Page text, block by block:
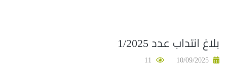
بلاغ انتداب عدد 1/2025